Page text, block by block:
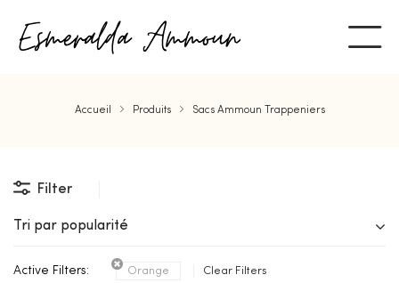
Accueil Produits Sacs Ammoun Trappeniers
Filter
Tri par popularité
Orange
Active Filters: Clear Filters